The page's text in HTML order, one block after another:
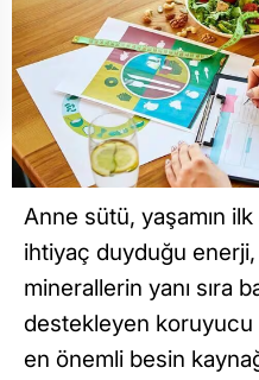
Anne sütü, yaşamın ilk
ihtiyaç duyduğu
minerallerin yanı sıra
destekleyen koruyucu
en önemli besin